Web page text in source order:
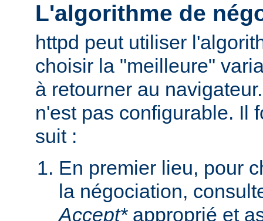
L'algorithme de
httpd peut utiliser
choisir la "meilleure"
à retourner au
n'est pas configurable. Il
suit :
En premier lieu, pour
la négociation,
Accept*approprié et